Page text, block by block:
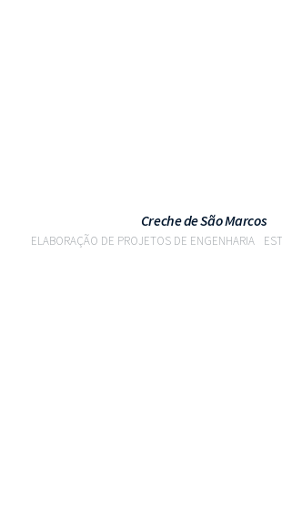
Creche de São Marcos
ELABORAÇÃO DE PROJETOS DE ENGENHARIA